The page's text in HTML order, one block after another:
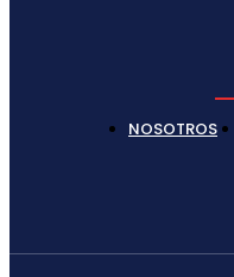
NOSOTROS